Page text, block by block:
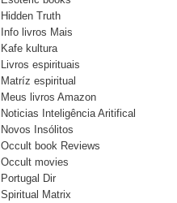
Hidden Truth
Info livros Mais
Kafe kultura
Livros espirituais
Matríz espiritual
Meus livros Amazon
Noticias Inteligência Aritifical
Novos Insólitos
Occult book Reviews
Occult movies
Portugal Dir
Spiritual Matrix